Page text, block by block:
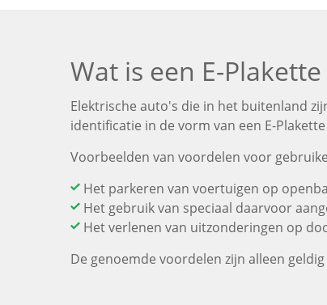
Wat is een E-
Elektrische auto's die in het buitenland
identificatie in de vorm van een E-
Voorbeelden van voordelen voor
Het parkeren van voertuigen op
Het gebruik van speciaal daarvoor
Het verlenen van uitzonderingen op
De genoemde voordelen zijn alleen